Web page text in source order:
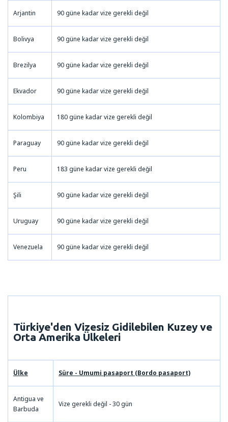
Arjantin 90 güne kadar vize gerekli değil
Bolivya 90 güne kadar vize gerekli değil
Brezilya 90 güne kadar vize gerekli değil
Ekvador 90 güne kadar vize gerekli değil
Kolombiya 180 güne kadar vize gerekli değil
Paraguay 90 güne kadar vize gerekli değil
Peru 183 güne kadar vize gerekli değil
Şili 90 güne kadar vize gerekli değil
Uruguay 90 güne kadar vize gerekli değil
Venezuela 90 güne kadar vize gerekli değil
Türkiye'den Vizesiz Gidilebilen Kuzey ve
Orta Amerika Ülkeleri
Ülke Süre - Umumi pasaport (Bordo pasaport)
Antigua ve
Barbuda
Vize gerekli değil - 30 gün